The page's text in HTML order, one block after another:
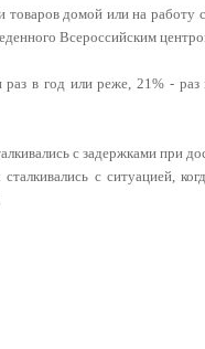
домой или на работу
Всероссийским
в год или реже, 21% -
с задержками при
с ситуацией,